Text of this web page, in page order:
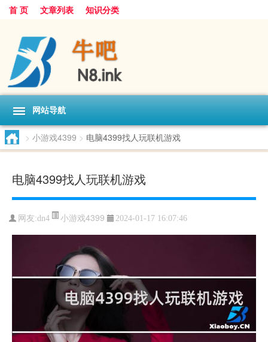
首 页 文章列表 知识分类
网站导航
> 小游戏4399 > 电脑4399找人玩联机游戏
电脑4399找人玩联机游戏
网友:dn4 小游戏4399 2024-01-17 16:07:46